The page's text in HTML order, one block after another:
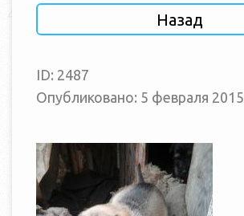
Назад
ID: 2487
Опубликовано: 5 февраля 2015